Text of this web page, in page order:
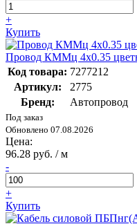
+
Купить
Провод КММц 4х0.35
Код товара: 7277212
Артикул:
2775
Бренд:
Автопровод
Под заказ
Обновлено 07.08.2026
Цена:
96.28 руб. / м
-
+
Купить